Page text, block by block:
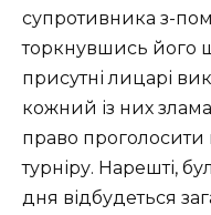
супротивника з-
торкнувшись його
присутні лицарі
кожний із них
право
турніру. Нарешті,
дня відбудеться